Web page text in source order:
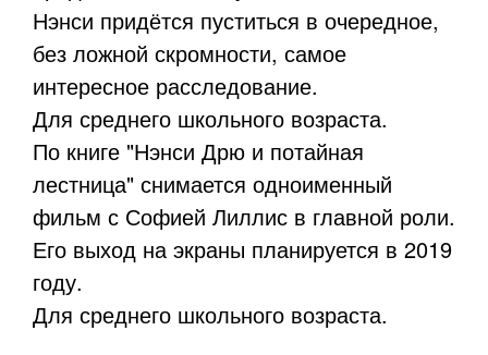
Нэнси придётся пуститься в очередное,
без ложной скромности, самое
интересное расследование.
Для среднего школьного возраста.
По книге "Нэнси Дрю и потайная
лестница" снимается одноименный
фильм с Софией Лиллис в главной роли.
Его выход на экраны планируется в 2019
году.
Для среднего школьного возраста.